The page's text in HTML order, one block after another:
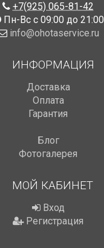
+7(925) 065-81-42
Пн-Вс с 09:00 до 21:00
info@ohotaservice.ru
ИНФОРМАЦИЯ
Доставка
Оплата
Гарантия
Блог
Фотогалерея
МОЙ КАБИНЕТ
Вход
Регистрация